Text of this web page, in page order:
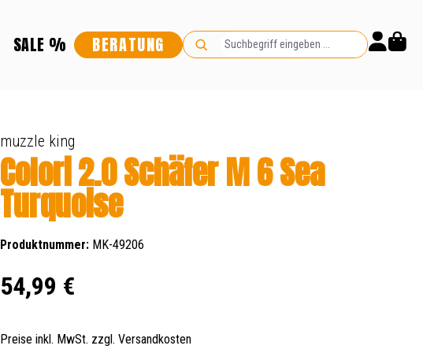
SALE % BERATUNG
muzzle king
Colori 2.0 Schäfer M 6 Sea
Turquoise
Produktnummer: MK-49206
Regulärer Preis:
54,99 €
Preise inkl. MwSt. zzgl. Versandkosten